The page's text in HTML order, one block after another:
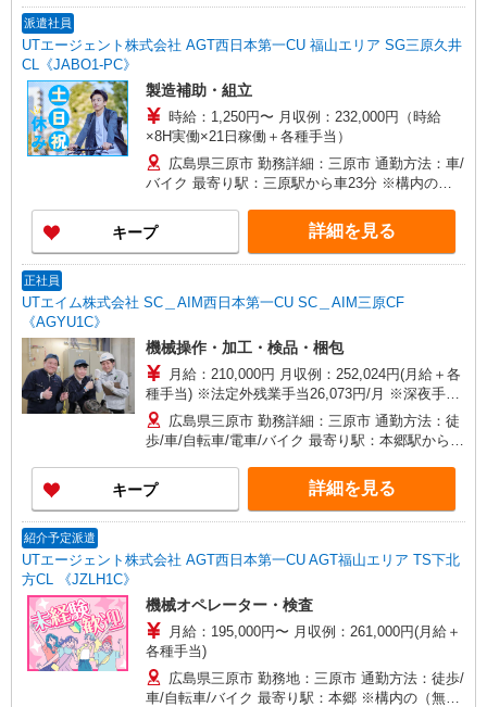
派遣社員
UTエージェント株式会社 AGT西日本第一CU 福山エリア SG三原久井
CL《JABO1-PC》
製造補助・組立
時給：1,250円〜 月収例：232,000円（時給
×8H実働×21日稼働＋各種手当）
広島県三原市 勤務詳細：三原市 通勤方法：車/
バイク 最寄り駅：三原駅から車23分 ※構内の
キープ 詳細を見る
正社員
UTエイム株式会社 SC＿AIM西日本第一CU SC＿AIM三原CF
《AGYU1C》
機械操作・加工・検品・梱包
月給：210,000円 月収例：252,024円(月給＋各
種手当) ※法定外残業手当26,073円/月 ※深夜手当
15,951円/月
広島県三原市 勤務詳細：三原市 通勤方法：徒
歩/車/自転車/電車/バイク 最寄り駅：本郷駅から車
OK
キープ 詳細を見る
紹介予定派遣
UTエージェント株式会社 AGT西日本第一CU AGT福山エリア TS下北
方CL 《JZLH1C》
機械オペレーター・検査
月給：195,000円〜 月収例：261,000円(月給＋
各種手当)
広島県三原市 勤務地：三原市 通勤方法：徒歩/
車/自転車/バイク 最寄り駅：本郷 ※構内の（無